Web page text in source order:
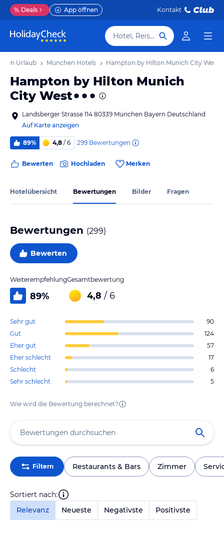
% Deals App öffnen Kontakt
Hotel, Reiseziel
Urlaub München Hotels Hampton by Hilton Munich City West
Hampton by Hilton Munich
City West
Landsberger Strasse 114 80339 München Bayern Deutschland
Auf Karte anzeigen
89% 4,8 / 6 299 Bewertungen
Bewerten Hochladen Merken
Hotelübersicht Bewertungen Bilder Fragen
Bewertungen (299)
Bewerten
Weiterempfehlung
89%
Gesamtbewertung
4,8 / 6
Sehr gut
90
Gut
124
Eher gut
57
Eher schlecht
17
Schlecht
6
Sehr schlecht
5
Wie wird die Bewertung berechnet?
Filtern Restaurants & Bars Zimmer
Sortiert nach:
Relevanz
Neueste Negativste Positivste